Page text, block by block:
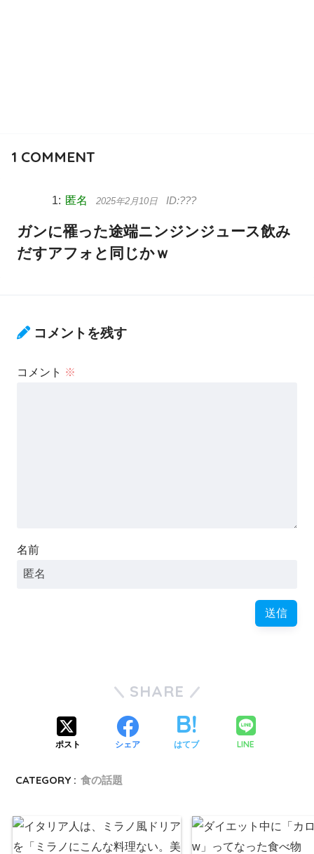
1 COMMENT
匿名 2025年2月10日
ガンに罹った途端ニンジンジュース飲み
だすアフォと同じかｗ
コメントを残す
コメント ※
名前
SHARE
ポスト シェア はてブ LINE
CATEGORY : 食の話題